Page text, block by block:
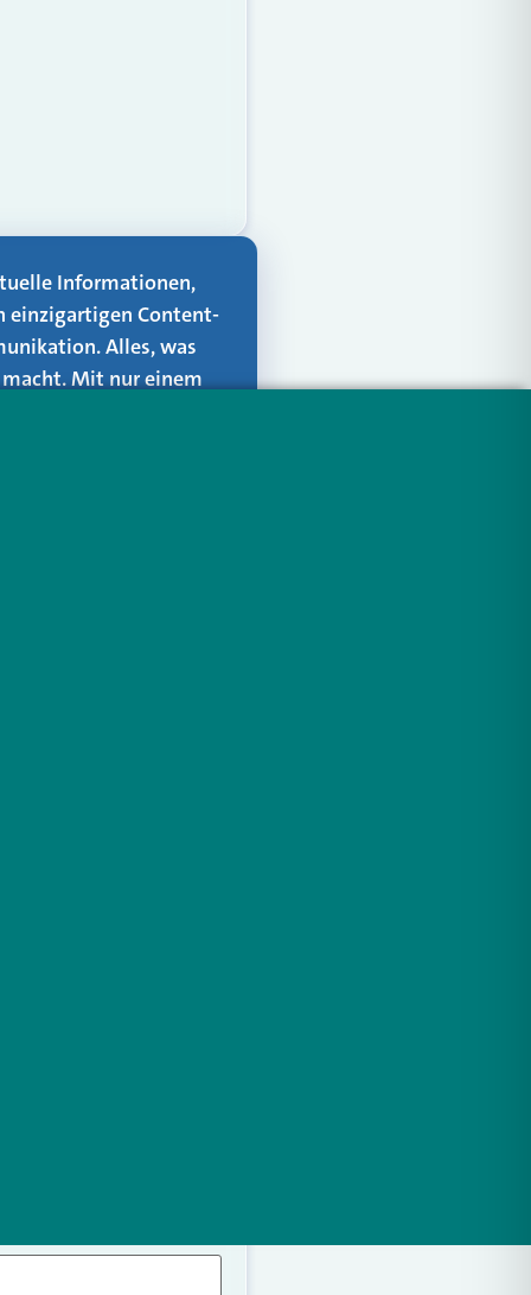
Informationen,
einzigartigen Content-
Alles, was
Mit nur einem